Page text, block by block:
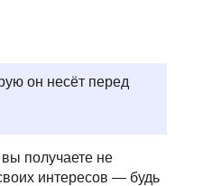
он несёт перед
получаете не
интересов — будь